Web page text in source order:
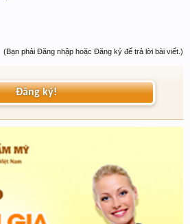
(Bạn phải Đăng nhập hoặc Đăng ký để trả lời bài viết.)
Đăng ký!